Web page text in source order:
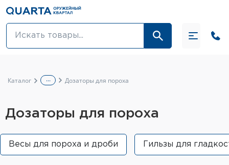
Оптовикам
Оружие и патроны
Каталог ... Дозаторы для пороха
Дозаторы для пороха
Весы для пороха и дроби Гильзы для